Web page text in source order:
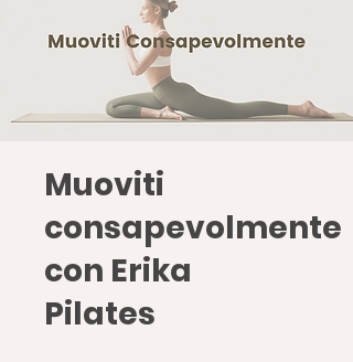
Muoviti
consapevolmente
con Erika
Pilates